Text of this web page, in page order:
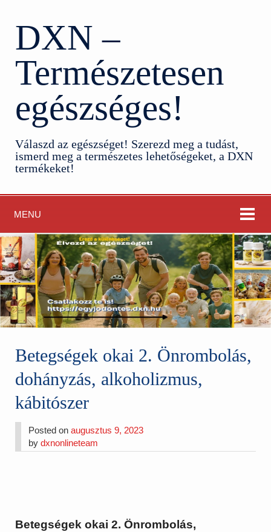
DXN –
Természetesen
egészséges!
Válaszd az egészséget! Szerezd meg a tudást,
ismerd meg a természetes lehetőségeket, a DXN
termékeket!
MENU
Betegségek okai 2. Önrombolás,
dohányzás, alkoholizmus,
kábitószer
Posted onaugusztus 9, 2023
bydxnonlineteam
Betegségek okai 2. Önrombolás,